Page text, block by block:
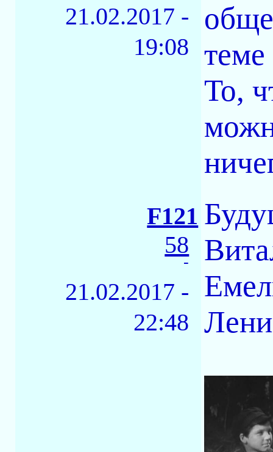
21.02.2017 -
19:08
То,
F121
58
-
21.02.2017 -
22:48